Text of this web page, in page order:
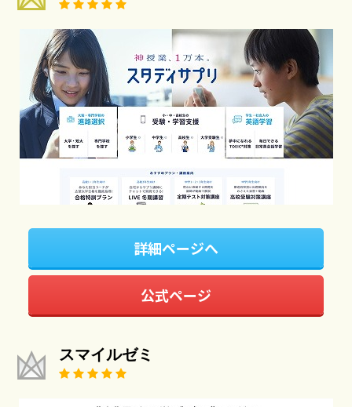
詳細ページへ
公式ページ
スマイルゼミ